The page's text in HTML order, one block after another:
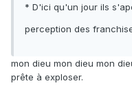
* D'ici qu'un jour ils
perception des
mon dieu mon dieu mon
prête à exploser.